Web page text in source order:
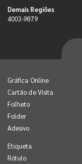
Demais Regiões
4003-9879
Gráfica Online
Cartão de Visita
Folheto
Folder
Adesivo
Etiqueta
Rótulo